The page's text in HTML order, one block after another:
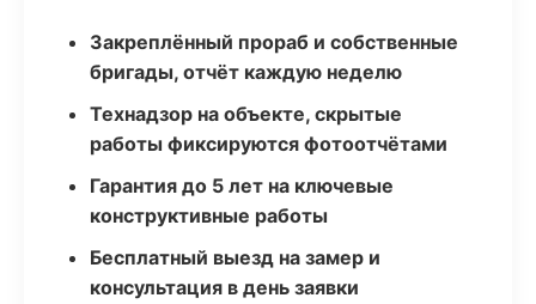
Закреплённый прораб и собственные
бригады, отчёт каждую неделю
Технадзор на объекте, скрытые
работы фиксируются фотоотчётами
Гарантия до 5 лет на ключевые
конструктивные работы
Бесплатный выезд на замер и
консультация в день заявки